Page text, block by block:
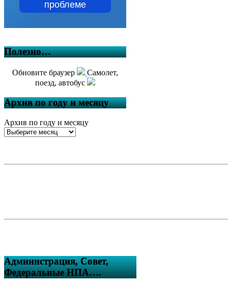
проблеме
Полезно…
Обновите браузер
Самолет,
поезд, автобус
Архив по году и месяцу
Архив по году и месяцу
Администрация, Совет,
Федеральные НПА….